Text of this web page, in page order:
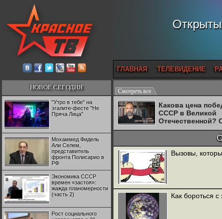
ГЛАВНАЯ ТЕЛЕВИДЕНИЕ
НОВОЕ СЕГОДНЯ
"Утро в тебе" на
эгалите-фесте "Не
Пряча Лица"
Мохаммед Фидель
Али Селем,
представитель
фронта Полисарио в
РФ
Экономика СССР
времен «застоя»:
жажда планомерности
(часть 2)
Рост социального
Смотреть все
Какова цена
СССР в Великой
Отечественной?
Двуреченский о
Вызовы,
Как бороться